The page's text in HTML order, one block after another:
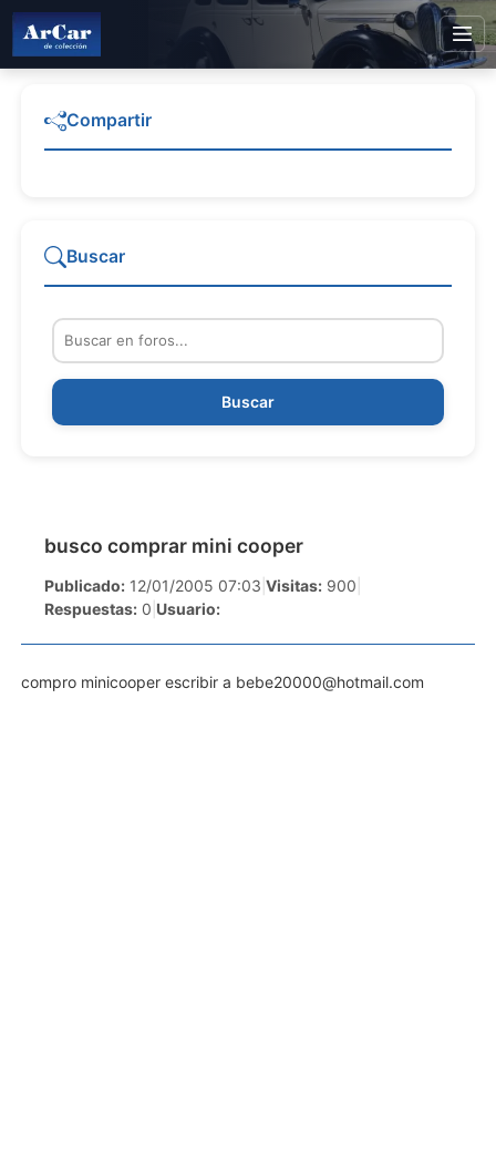
busco comprar mini cooper
Publicado: 12/01/2005 07:03 Visitas: 900
Respuestas: 0 Usuario:
compro minicooper escribir a bebe20000@hotmail.com
Compartir
Buscar
Buscar